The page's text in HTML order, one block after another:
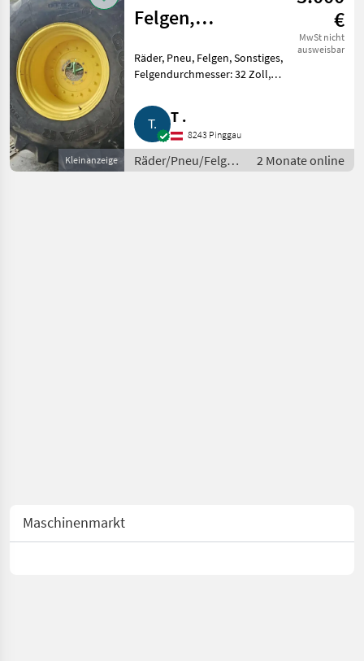
Kleinanzeige
Felgen,
€
MwSt nicht
ausweisbar
Räder, Pneu, Felgen, Sonstiges,
Felgendurchmesser: 32 Zoll,
Goodyear, ca. 4 cm Restprofil,
275 mm Lochkreis, waren auf
T .
8243 Pinggau
Räder/Pneu/Felgen
/ Kompletträder
2 Monate online
Maschinenmarkt